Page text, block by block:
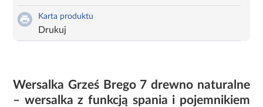
Karta produktu
Drukuj
Wersalka Grześ Brego 7 drewno naturalne
– wersalka z funkcją spania i pojemnikiem